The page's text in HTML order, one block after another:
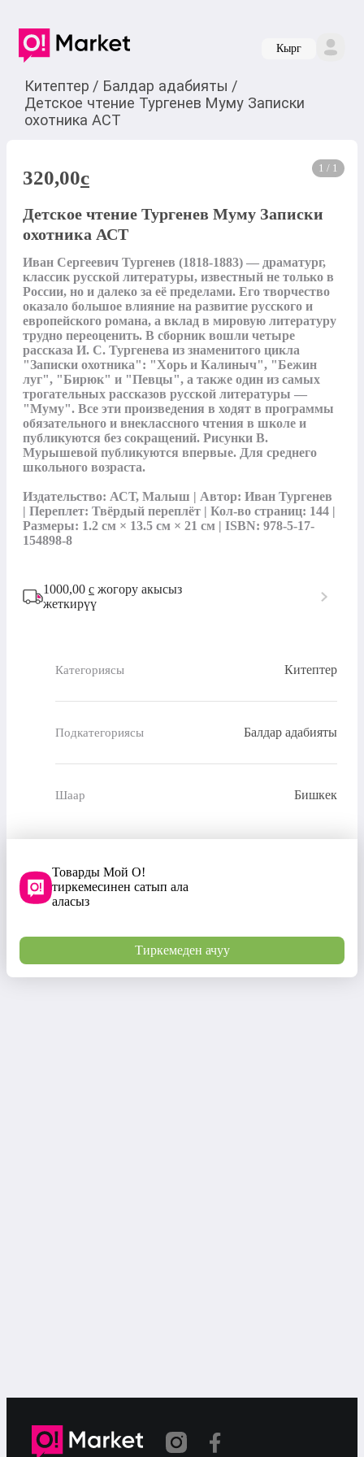
Кырг
Китептер / Балдар адабияты /
Детское чтение Тургенев Муму Записки
охотника АСТ
1 / 1
320,00c
Детское чтение Тургенев Муму Записки
охотника АСТ
Иван Сергеевич Тургенев (1818-1883) — драматург,
классик русской литературы, известный не только в
России, но и далеко за её пределами. Его творчество
оказало большое влияние на развитие русского и
европейского романа, а вклад в мировую литературу
трудно переоценить. В сборник вошли четыре
рассказа И. С. Тургенева из знаменитого цикла
"Записки охотника": "Хорь и Калиныч", "Бежин
луг", "Бирюк" и "Певцы", а также один из самых
трогательных рассказов русской литературы —
"Муму". Все эти произведения в ходят в программы
обязательного и внеклассного чтения в школе и
публикуются без сокращений. Рисунки В.
Мурышевой публикуются впервые. Для среднего
школьного возраста.
Издательство: АСТ, Малыш | Автор: Иван Тургенев
| Переплет: Твёрдый переплёт | Кол-во страниц: 144 |
Размеры: 1.2 см × 13.5 см × 21 см | ISBN: 978-5-17-
154898-8
1000,00 с жогору акысыз
жеткирүү
Категориясы Китептер
Подкатегориясы Балдар адабияты
Шаар Бишкек
Товарды Мой О!
тиркемесинен сатып ала
аласыз
Тиркемеден ачуу